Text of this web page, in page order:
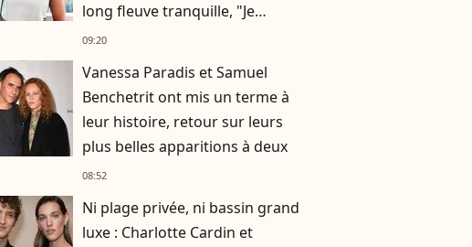
long fleuve tranquille, "Je
n'aurais jamais cru en parler
09:20
Vanessa Paradis et Samuel
Benchetrit ont mis un terme à
leur histoire, retour sur leurs
plus belles apparitions à deux
08:52
Ni plage privée, ni bassin grand
luxe : Charlotte Cardin et